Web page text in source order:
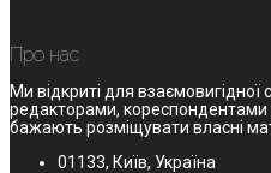
Про нас
Ми відкриті для взаємовигідної
редакторами, кореспондентами
бажають розміщувати власні
01133, Київ, Україна